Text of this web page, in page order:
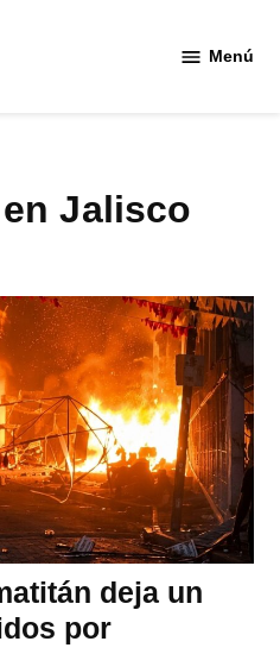
Menú
en Jalisco
deja un
por